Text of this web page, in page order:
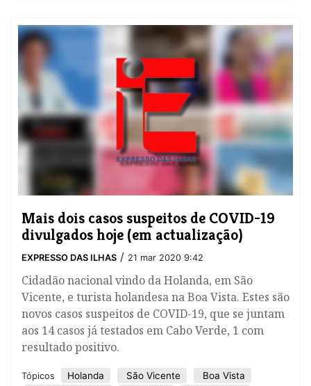
Mais dois casos suspeitos de COVID-19
divulgados hoje (em actualização)
EXPRESSO DAS ILHAS / 21 mar 2020 9:42
Cidadão nacional vindo da Holanda, em São
Vicente, e turista holandesa na Boa Vista. Estes são
novos casos suspeitos de COVID-19, que se juntam
aos 14 casos já testados em Cabo Verde, 1 com
resultado positivo.
Tópicos Holanda São Vicente
Boa Vista